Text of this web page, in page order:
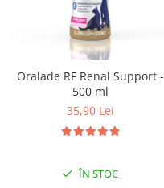
Oralade RF Renal Support -
500 ml
35,90 Lei
ÎN STOC